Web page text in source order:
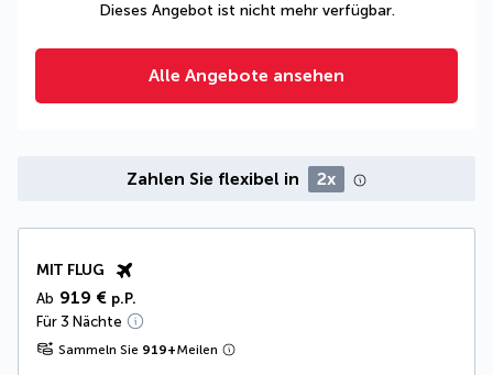
Dieses Angebot ist nicht mehr verfügbar.
Alle Angebote ansehen
Zahlen Sie flexibel in 2x
MIT FLUG
Ab 919 € p.P.
Für 3 Nächte
Sammeln Sie 919+Meilen